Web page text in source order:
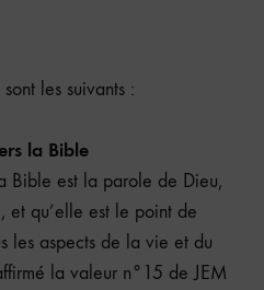
les suivants :
la Bible
Bible est la parole de Dieu,
et qu’elle est le point de
les aspects de la vie et du
la valeur n°15 de JEM